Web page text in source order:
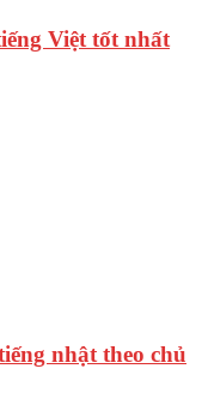
Việt tốt nhất
nhật theo chủ